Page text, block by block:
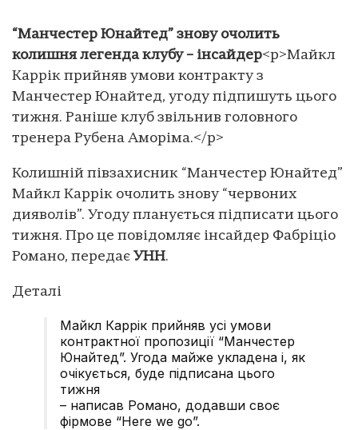
“Манчестер Юнайтед” знову очолить
колишня легенда клубу – інсайдер<p>Майкл
Каррік прийняв умови контракту з
Манчестер Юнайтед, угоду підпишуть цього
тижня. Раніше клуб звільнив головного
тренера Рубена Аморіма.</p>
Колишній півзахисник “Манчестер Юнайтед”
Майкл Каррік очолить знову “червоних
дияволів”. Угоду планується підписати цього
тижня. Про це повідомляє інсайдер Фабріціо
Романо, передає УНН.
Деталі
Майкл Каррік прийняв усі умови
контрактної пропозиції “Манчестер
Юнайтед”. Угода майже укладена і, як
очікується, буде підписана цього
тижня
– написав Романо, додавши своє
фірмове “Here we go”.